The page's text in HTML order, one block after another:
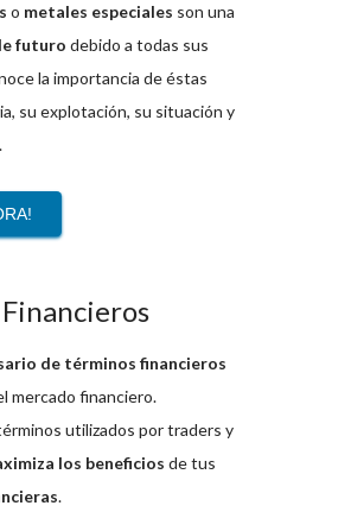
o metales especiales son una
futuro debido a todas sus
la importancia de éstas
su explotación, su situación y
de términos financieros
mercado financiero.
utilizados por traders y
los beneficios de tus
.